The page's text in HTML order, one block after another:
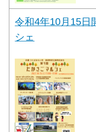
令和4年10月15
シェ